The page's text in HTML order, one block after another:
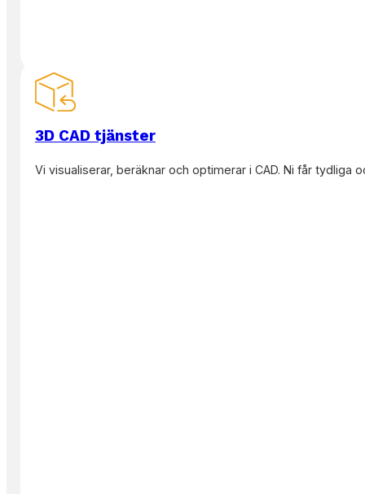
Läs mer
3D CAD tjänster
Vi visualiserar, beräknar och optimerar i CAD. Ni får tydliga